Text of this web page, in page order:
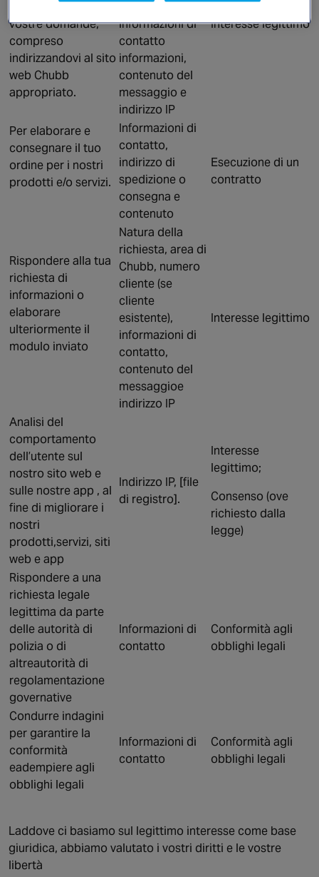
rispondere alle le
vostre domande,
compreso
indirizzandovi al sito
web Chubb
appropriato.
esistente),
informazioni di
contatto
informazioni,
contenuto del
messaggio e
indirizzo IP
Interesse legittimo
Per elaborare e
consegnare il tuo
ordine per i nostri
prodotti e/o servizi.
Informazioni di
contatto,
indirizzo di
spedizione o
consegna e
contenuto
Esecuzione di un
contratto
Rispondere alla tua
richiesta di
informazioni o
elaborare
ulteriormente il
modulo inviato
Natura della
richiesta, area di
Chubb, numero
cliente (se
cliente
esistente),
informazioni di
contatto,
contenuto del
messaggioe
indirizzo IP
Interesse legittimo
Analisi del
comportamento
dell’utente sul
nostro sito web e
sulle nostre app , al
fine di migliorare i
nostri
prodotti,servizi, siti
web e app
Indirizzo IP, [file
di registro].
Interesse
legittimo;
Consenso (ove
richiesto dalla
legge)
Rispondere a una
richiesta legale
legittima da parte
delle autorità di
polizia o di
altreautorità di
regolamentazione
governative
Informazioni di
contatto
Conformità agli
obblighi legali
Condurre indagini
per garantire la
conformità
eadempiere agli
obblighi legali
Informazioni di
contatto
Conformità agli
obblighi legali
Laddove ci basiamo sul legittimo interesse come base
giuridica, abbiamo valutato i vostri diritti e le vostre
libertà